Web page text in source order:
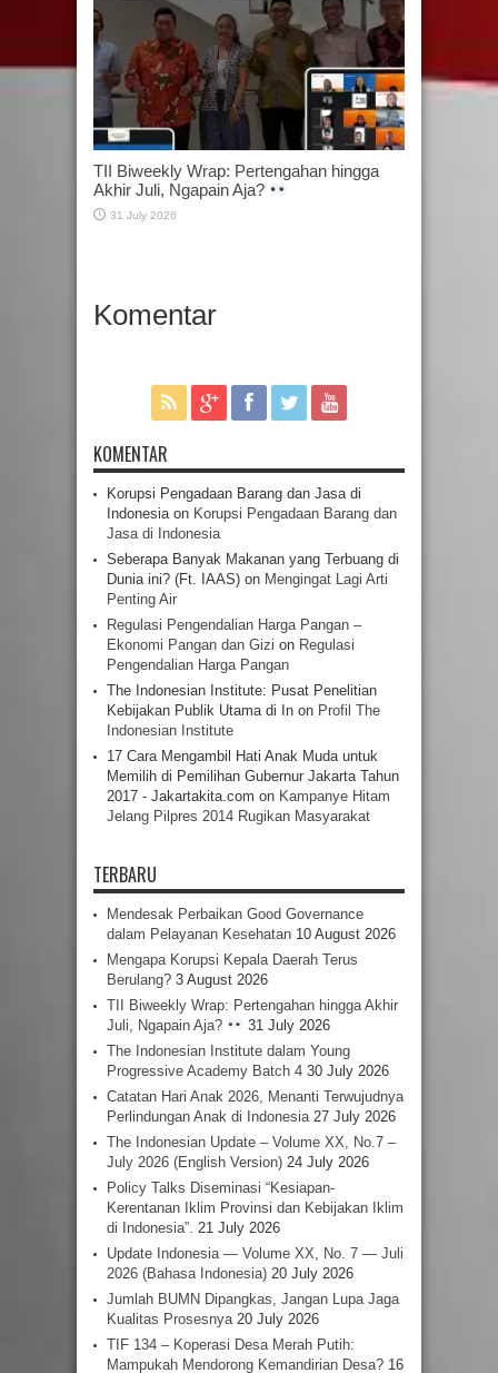
TII Biweekly Wrap: Pertengahan hingga
Akhir Juli, Ngapain Aja?
31 July 2026
Komentar
KOMENTAR
Korupsi Pengadaan Barang dan Jasa di
Indonesiaon Korupsi Pengadaan Barang dan
Jasa di Indonesia
Seberapa Banyak Makanan yang Terbuang di
Dunia ini? (Ft. IAAS) on Mengingat Lagi Arti
Penting Air
Regulasi Pengendalian Harga Pangan –
Ekonomi Pangan dan Gizi on Regulasi
Pengendalian Harga Pangan
The Indonesian Institute: Pusat Penelitian
Kebijakan Publik Utama di In on Profil The
Indonesian Institute
17 Cara Mengambil Hati Anak Muda untuk
Memilih di Pemilihan Gubernur Jakarta Tahun
2017 - Jakartakita.com on Kampanye Hitam
Jelang Pilpres 2014 Rugikan Masyarakat
TERBARU
Mendesak Perbaikan Good Governance
dalam Pelayanan Kesehatan 10 August 2026
Mengapa Korupsi Kepala Daerah Terus
Berulang? 3 August 2026
TII Biweekly Wrap: Pertengahan hingga Akhir
Juli, Ngapain Aja?
31 July 2026
The Indonesian Institute dalam Young
Progressive Academy Batch 4 30 July 2026
Catatan Hari Anak 2026, Menanti Terwujudnya
Perlindungan Anak di Indonesia 27 July 2026
The Indonesian Update – Volume XX, No.7 –
July 2026 (English Version) 24 July 2026
Policy Talks Diseminasi “Kesiapan-
Kerentanan Iklim Provinsi dan Kebijakan Iklim
di Indonesia”. 21 July 2026
Update Indonesia — Volume XX, No. 7 — Juli
2026 (Bahasa Indonesia) 20 July 2026
Jumlah BUMN Dipangkas, Jangan Lupa Jaga
Kualitas Prosesnya 20 July 2026
TIF 134 – Koperasi Desa Merah Putih:
Mampukah Mendorong Kemandirian Desa? 16